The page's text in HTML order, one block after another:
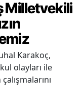
Milletvekili
Karakoç,
olayları ile